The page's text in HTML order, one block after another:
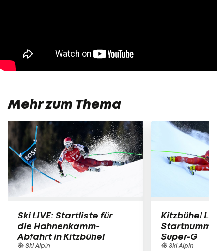
Mehr zum Thema
Ski LIVE: Startliste für
die Hahnenkamm-
Abfahrt in Kitzbühel
Ski Alpin
Kitzbühel
Super-G
Ski Alpin